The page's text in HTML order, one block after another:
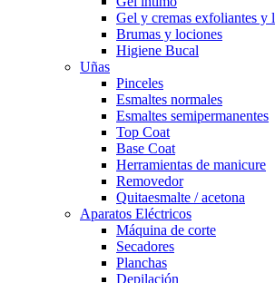
Gel y cremas exfoliantes y
Brumas y lociones
Higiene Bucal
Uñas
Pinceles
Esmaltes normales
Esmaltes semipermanentes
Top Coat
Base Coat
Herramientas de manicure
Removedor
Quitaesmalte / acetona
Aparatos Eléctricos
Máquina de corte
Secadores
Planchas
Depilación